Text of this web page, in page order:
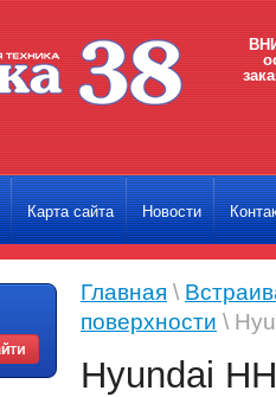
Карта сайта Новости
Главная \
поверхности \
Hyundai